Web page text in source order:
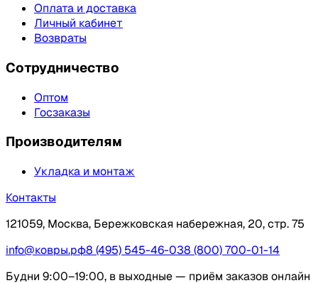
Оплата и доставка
Личный кабинет
Возвраты
Сотрудничество
Оптом
Госзаказы
Производителям
Укладка и монтаж
Контакты
121059, Москва, Бережковская набережная, 20, стр. 75
info@ковры.рф8 (495) 545-46-038 (800) 700-01-14
Будни 9:00–19:00, в выходные — приём заказов онлайн